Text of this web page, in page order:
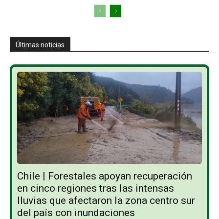
Últimas noticias
Chile | Forestales apoyan recuperación
en cinco regiones tras las intensas
lluvias que afectaron la zona centro sur
del país con inundaciones